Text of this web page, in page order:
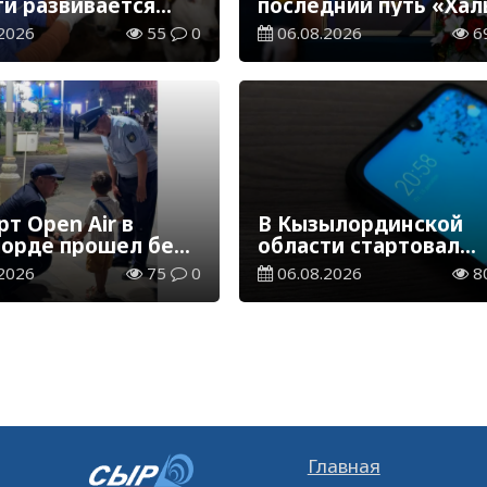
отрасль
55 0
Қаһарманы» Ивана
Степановича Гапича
06.08.2026
Open Air в
прошел без
порядка
75 0
В Кызылординской
области стартовал
конкурс
семейных ценностях
Конституции
06.08.2026
Главная